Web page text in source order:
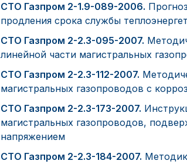
СТО Газпром 2-1.9-089-2006.
продления срока службы
СТО Газпром 2-2.3-095-2007.
линейной части магистральных
СТО Газпром 2-2.3-112-2007.
магистральных газопроводов с
СТО Газпром 2-2.3-173-2007.
магистральных газопроводов,
напряжением
СТО Газпром 2-2.3-184-2007.